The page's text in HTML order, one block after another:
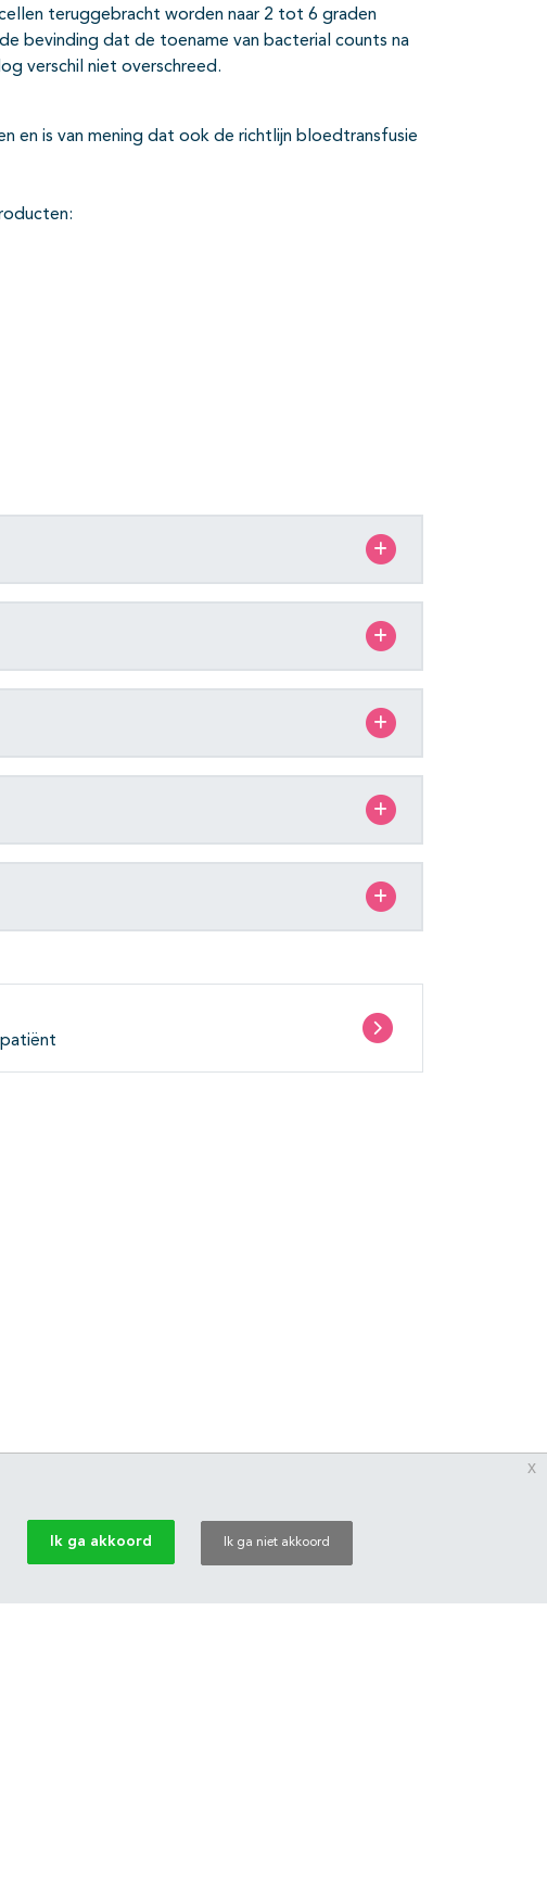
teruggebracht worden naar 2 tot 6 graden
bevinding dat de toename van bacterial counts na
verschil niet overschreed.
en is van mening dat ook de richtlijn bloedtransfusie
Ik ga akkoord Ik ga niet akkoord
x